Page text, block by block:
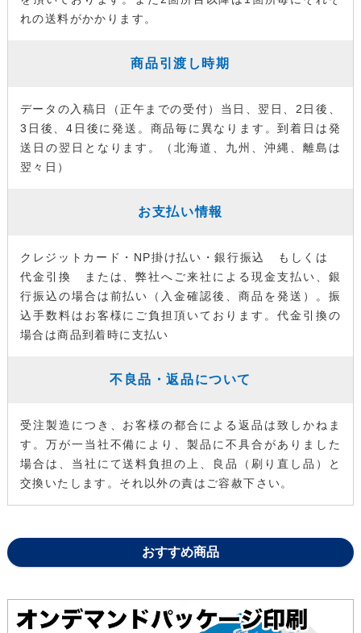
れの送料がかかります。
商品引渡し時期
データの入稿日（正午までの受付）当日、翌日、2日後、
3日後、4日後に発送。商品毎に異なります。到着日は発
送日の翌日となります。（北海道、九州、沖縄、離島は
翌々日）
お支払い情報
クレジットカード・NP掛け払い・銀行振込 もしくは
代金引換 または、弊社へご来社による現金支払い、銀
行振込の場合は前払い（入金確認後、商品を発送）。振
込手数料はお客様にご負担頂いております。代金引換の
場合は商品到着時に支払い
不良品・返品について
受注製造につき、お客様の都合による返品は致しかねま
す。万が一当社不備により、製品に不具合がありました
場合は、当社にて送料負担の上、良品（刷り直し品）と
交換いたします。それ以外の責はご容赦下さい。
おすすめ商品